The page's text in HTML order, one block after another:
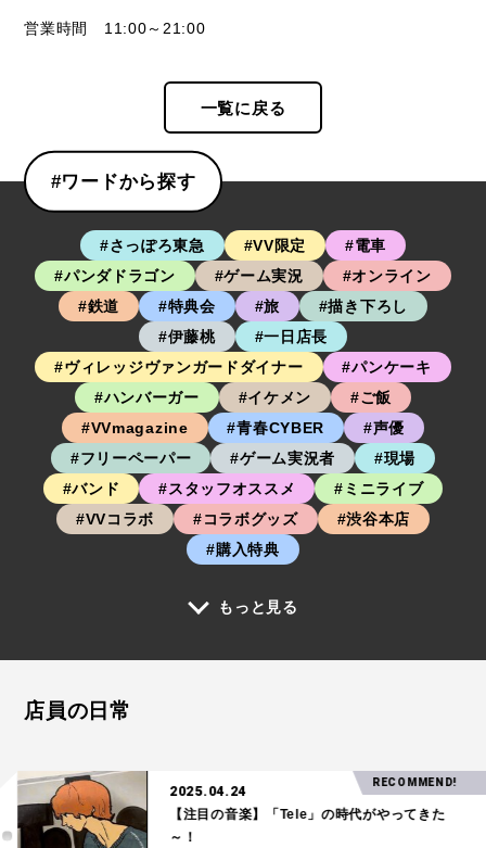
営業時間 11:00～21:00
一覧に戻る
#ワードから探す
#さっぽろ東急 #VV限定
#電車
#パンダドラゴン
#ゲーム実況
#オンライン
#鉄道
#特典会 #旅
#描き下ろし
#伊藤桃
#一日店長
#ヴィレッジヴァンガードダイナー
#パンケーキ
#ハンバーガー
#イケメン
#ご飯
#VVmagazine
#青春CYBER
#声優
#フリーペーパー
#ゲーム実況者
#現場
#バンド
#スタッフオススメ
#ミニライブ
#VVコラボ
#コラボグッズ
#渋谷本店
#購入特典
もっと見る
店員の日常
2025.04.24
【注目の音楽】「Tele」の時代がやってきた
～！
RECOMMEND!